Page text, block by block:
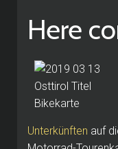
Here
Unterkünften auf